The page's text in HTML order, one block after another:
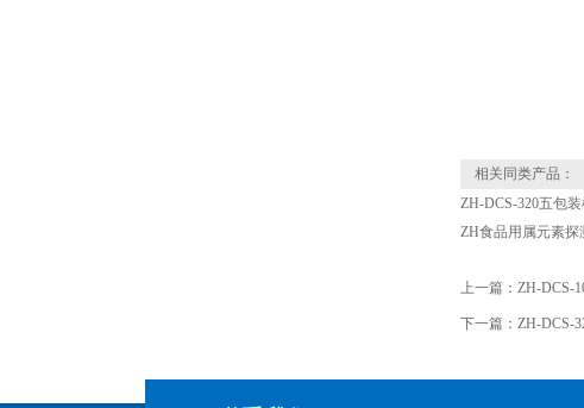
相关同类产品：
ZH-DCS-320五包
ZH食品用属元素探
上一篇： ZH-DCS-
下一篇： ZH-DCS-